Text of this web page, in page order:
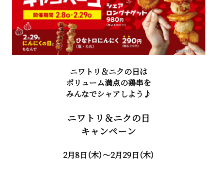
ニワトリ＆ニクの日は
ボリューム満点の鶏串を
みんなでシャアしよう♪
ニワトリ＆ニクの日
キャンペーン
2月8日（木）～2月29日（木）